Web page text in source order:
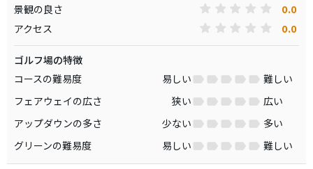
景観の良さ 0.0
アクセス 0.0
ゴルフ場の特徴
コースの難易度
易しい
難しい
フェアウェイの広さ
狭い
広い
アップダウンの多さ
少ない
多い
グリーンの難易度
易しい 難しい